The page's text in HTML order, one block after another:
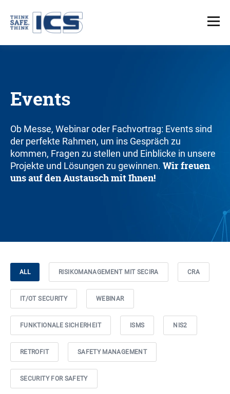
Events
Ob Messe, Webinar oder Fachvortrag: Events sind
der perfekte Rahmen, um ins Gespräch zu
kommen, Fragen zu stellen und Einblicke in unsere
Projekte und Lösungen zu gewinnen. Wir freuen
uns auf den Austausch mit Ihnen!
ALL RISIKOMANAGEMENT MIT SECIRA CRA
IT/OT SECURITY WEBINAR
FUNKTIONALE SICHERHEIT ISMS NIS2
RETROFIT SAFETY MANAGEMENT
SECURITY FOR SAFETY